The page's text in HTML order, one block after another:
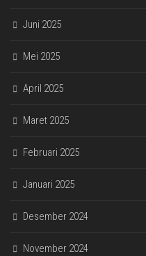
Juni 2025
Mei 2025
April 2025
Maret 2025
Februari 2025
Januari 2025
Desember 2024
November 2024